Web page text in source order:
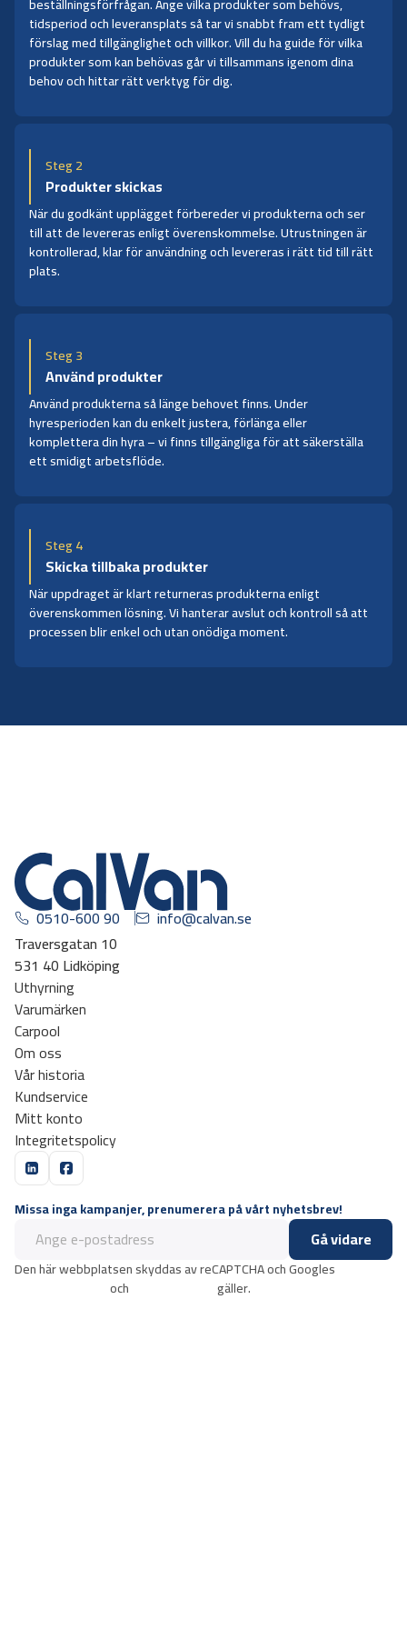
tidsperiod och leveransplats så tar vi snabbt fram ett tydligt
förslag med tillgänglighet och villkor. Vill du ha guide för vilka
produkter som kan behövas går vi tillsammans igenom dina
behov och hittar rätt verktyg för dig.
Steg 2
Produkter skickas
När du godkänt upplägget förbereder vi produkterna och ser
till att de levereras enligt överenskommelse. Utrustningen är
kontrollerad, klar för användning och levereras i rätt tid till rätt
plats.
Steg 3
Använd produkter
Använd produkterna så länge behovet finns. Under
hyresperioden kan du enkelt justera, förlänga eller
komplettera din hyra – vi finns tillgängliga för att säkerställa
ett smidigt arbetsflöde.
Steg 4
Skicka tillbaka produkter
När uppdraget är klart returneras produkterna enligt
överenskommen lösning. Vi hanterar avslut och kontroll så att
processen blir enkel och utan onödiga moment.
0510-600 90
info@calvan.se
Traversgatan 10
531 40 Lidköping
Uthyrning
Varumärken
Carpool
Om oss
Vår historia
Kundservice
Mitt konto
Integritetspolicy
Missa inga kampanjer, prenumerera på vårt nyhetsbrev!
Gå vidare
Den här webbplatsen skyddas av reCAPTCHA och Googles
och gäller.